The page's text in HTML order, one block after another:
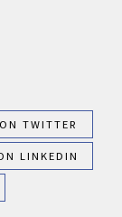
TWITTER
LINKEDIN